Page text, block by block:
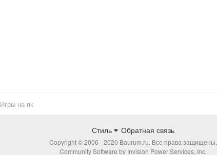
Игры на пк
Стиль Обратная связь
Copyright © 2006 - 2020 Baurum.ru. Все права защищены.
Community Software by Invision Power Services, Inc.